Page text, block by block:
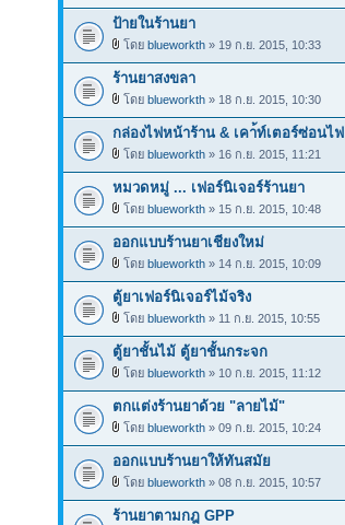
ป้ายในร้านยา
โดย blueworkth » 19 ก.ย. 2015, 10:33
ร้านยาสงขลา
โดย blueworkth » 18 ก.ย. 2015, 10:30
กล่องไฟหน้าร้าน & เคา้ท์เตอร์ซ่อนไฟ
โดย blueworkth » 16 ก.ย. 2015, 11:21
หมวดหมู่ ... เฟอร์นิเจอร์ร้านยา
โดย blueworkth » 15 ก.ย. 2015, 10:48
ออกแบบร้านยาเชียงใหม่
โดย blueworkth » 14 ก.ย. 2015, 10:09
ตู้ยาเฟอร์นิเจอร์ไม้จริง
โดย blueworkth » 11 ก.ย. 2015, 10:55
ตู้ยาชั้นไม้ ตู้ยาชั้นกระจก
โดย blueworkth » 10 ก.ย. 2015, 11:12
ตกแต่งร้านยาด้วย "ลายไม้"
โดย blueworkth » 09 ก.ย. 2015, 10:24
ออกแบบร้านยาให้ทันสมัย
โดย blueworkth » 08 ก.ย. 2015, 10:57
ร้านยาตามกฎ GPP